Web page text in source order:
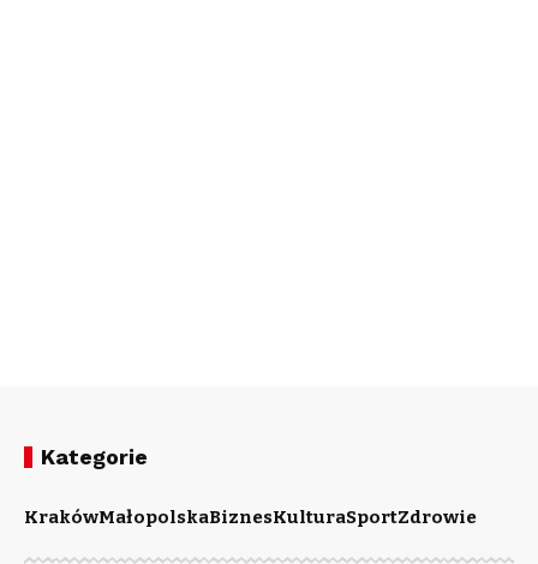
Kategorie
KrakówMałopolskaBiznesKulturaSportZdrowie